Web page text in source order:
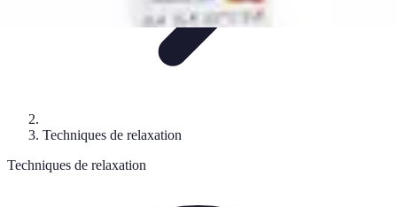
Techniques de relaxation
Techniques de relaxation